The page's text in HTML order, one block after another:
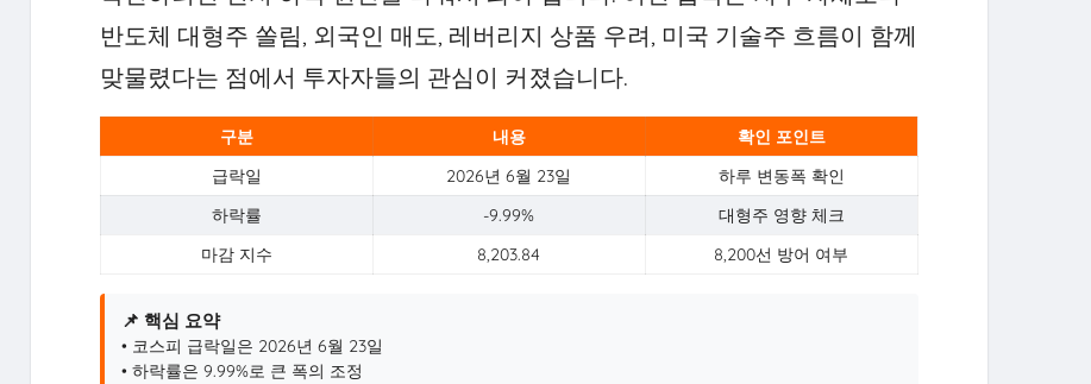
반도체 대형주 쏠림, 외국인 매도, 레버리지 상품 우려, 미국 기술주 흐름이 함께
맞물렸다는 점에서 투자자들의 관심이 커졌습니다.
구분 내용
확인 포인트
급락일
2026년 6월 23일
하루 변동폭 확인
하락률
-9.99%
대형주 영향 체크
마감 지수
8,203.84 8,200선 방어 여부
📌 핵심 요약
• 코스피 급락일은 2026년 6월 23일
• 하락률은 9.99%로 큰 폭의 조정